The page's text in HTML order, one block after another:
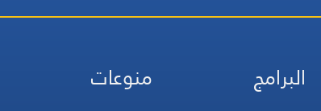
البرامج منوعات